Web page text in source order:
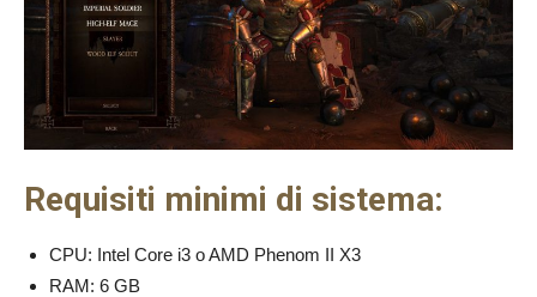
Requisiti minimi di sistema:
CPU: Intel Core i3 o AMD Phenom II X3
RAM: 6 GB